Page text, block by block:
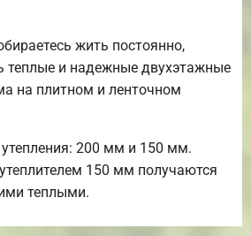
жить постоянно,
и надежные двухэтажные
на плитном и ленточном
200 мм и 150 мм.
150 мм получаются
теплыми.